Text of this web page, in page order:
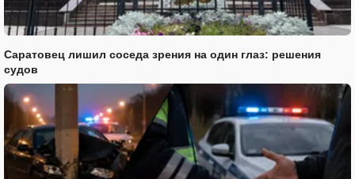
Саратовец лишил соседа зрения на один глаз: решения
судов